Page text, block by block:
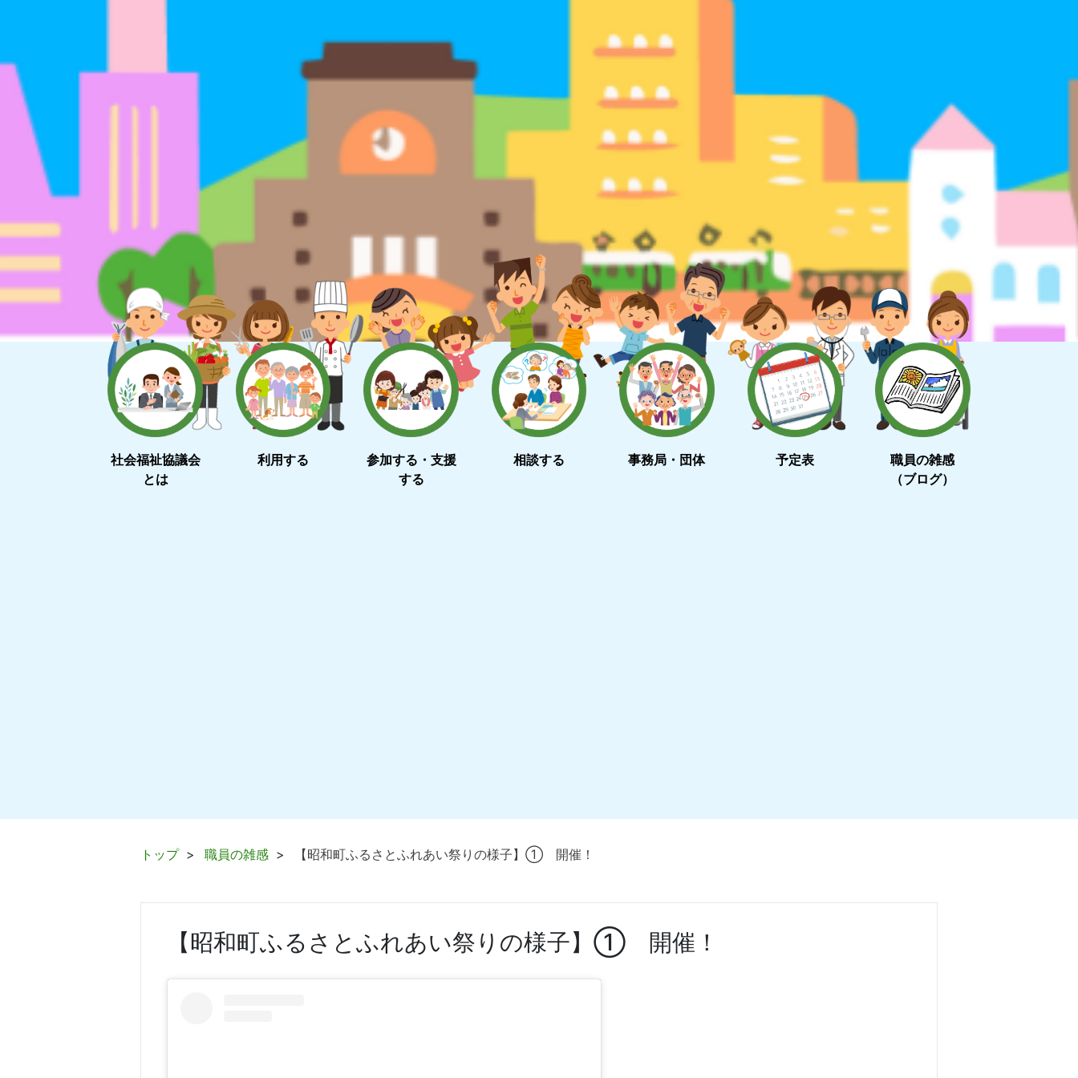
社会福祉協議会
とは
利用する
参加する・支援
する
相談する 事務局・団体 予定表
職員の雑感
（ブログ）
トップ 職員の雑感 【昭和町ふるさとふれあい祭りの様子】① 開催！
【昭和町ふるさとふれあい祭りの様子】① 開催！